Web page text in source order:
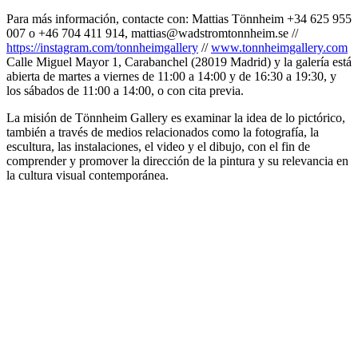
Para más información, contacte con: Mattias Tönnheim +34 625 955
007 o +46 704 411 914, mattias@wadstromtonnheim.se //
https://instagram.com/tonnheimgallery //www.tonnheimgallery.com
Calle Miguel Mayor 1, Carabanchel (28019 Madrid) y la galería está
abierta de martes a viernes de 11:00 a 14:00 y de 16:30 a 19:30, y
los sábados de 11:00 a 14:00, o con cita previa.
La misión de Tönnheim Gallery es examinar la idea de lo pictórico,
también a través de medios relacionados como la fotografía, la
escultura, las instalaciones, el video y el dibujo, con el fin de
comprender y promover la dirección de la pintura y su relevancia en
la cultura visual contemporánea.